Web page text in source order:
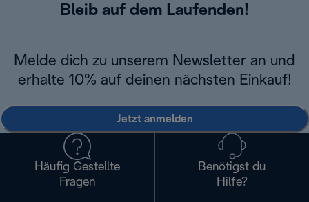
Bleib auf dem Laufenden!
Melde dich zu unserem Newsletter an und
erhalte 10% auf deinen nächsten Einkauf!
Jetzt anmelden
Häufig Gestellte
Fragen
Benötigst du
Hilfe?